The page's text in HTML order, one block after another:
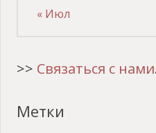
« Июл
>> Связаться с нами.
Метки